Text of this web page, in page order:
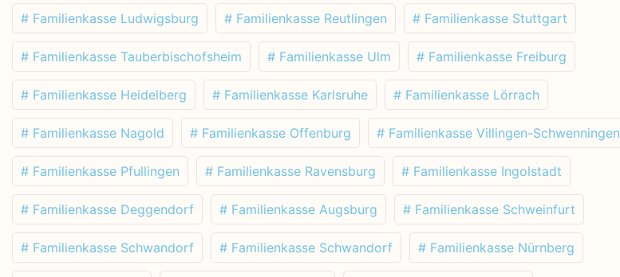
# Familienkasse Ludwigsburg # Familienkasse Reutlingen # Familienkasse Stuttgart
# Familienkasse Tauberbischofsheim # Familienkasse Ulm # Familienkasse Freiburg
# Familienkasse Heidelberg # Familienkasse Karlsruhe # Familienkasse Lörrach
# Familienkasse Nagold # Familienkasse Offenburg # Familienkasse Villingen-Schwenningen
# Familienkasse Pfullingen # Familienkasse Ravensburg # Familienkasse Ingolstadt
# Familienkasse Deggendorf # Familienkasse Augsburg # Familienkasse Schweinfurt
# Familienkasse Schwandorf # Familienkasse Schwandorf # Familienkasse Nürnberg